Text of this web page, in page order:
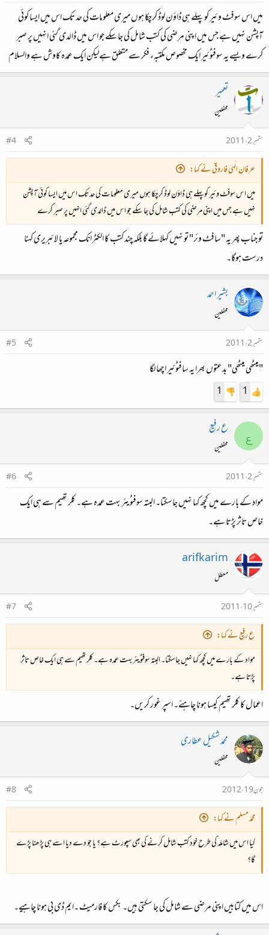
میں اس سوفٹ وئیر کو پہلے ہی ڈاؤن لوڈ کرچکا ہوں میری معلومات کی حد تک اس میں ایسا کوئی
آپشن نہیں ہے جس میں اپنی مرضی کی کتب شامل کی جا سکے جو اس میں ڈالدی گئی انہیں پر صبر
کرے ویسے یہ سوفٹوئیر ایک مخصوص مکتبہء فکر سے متعلق ہےلیکن ایک عمدہ کاوش ہے والسلام
تعمیر
محفلین
ستمبر 2، 2011
#4
عرفان الٰہی فاروقی نے کہا:
میں اس سوفٹ وئیر کو پہلے ہی ڈاؤن لوڈ کرچکا ہوں میری معلومات کی حد تک اس میں ایسا کوئی آپشن
نہیں ہے جس میں اپنی مرضی کی کتب شامل کی جا سکے جو اس میں ڈالدی گئی انہیں پر صبر کرے
تو جناب پھر یہ "سافٹ وئر" تو نہیں کہلائے گا بلکہ چند کتب کا الکٹرانک مجموعہ یا لائبریری کہنا
درست ہوگا۔
بشیر احمد
محفلین
ستمبر 2، 2011
#5
"میٹھی میٹھی" بدعتوں بھرا یہ سافٹوئیر اچھا لگا
1
1
ع ع رفیع
محفلین
ستمبر 2، 2011
#6
مواد کے بارے میں کچھ کہا نہیں جاسکتا۔ البتہ سوفٹویئر بہت عمدہ ہے۔ کلر تھیم سے ہی ایک
خاص تاثر پڑتا ہے۔
arifkarim
معطل
ستمبر 10، 2011
#7
ع رفیع نے کہا:
مواد کے بارے میں کچھ کہا نہیں جاسکتا۔ البتہ سوفٹویئر بہت عمدہ ہے۔ کلر تھیم سے ہی ایک خاص تاثر
پڑتا ہے۔
اعمال کا کلر تھیم کیسا ہونا چاہئے۔ اسپر غور کریں۔
محمد شکیل عطاری
محفلین
جون 19، 2012
#8
محمد مسلم نے کہا:
کیا اس میں شاملہ کی طرح خود کتب شامل کرنے کی بھی سپورٹ ہے؟ یا جو دے دیا اسے ہی پڑھنا پڑے
گا؟
اس میں کتابیں اپنی مرضی سے شامل کی جا سکتی ہیں۔ بکس کا فارمیٹ ۔ایم ڈی بی ہونا چاہیے۔